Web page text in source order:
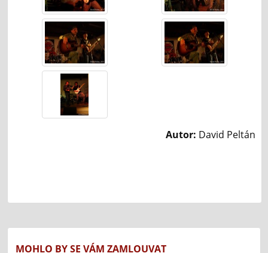
Autor: David Peltán
MOHLO BY SE VÁM ZAMLOUVAT